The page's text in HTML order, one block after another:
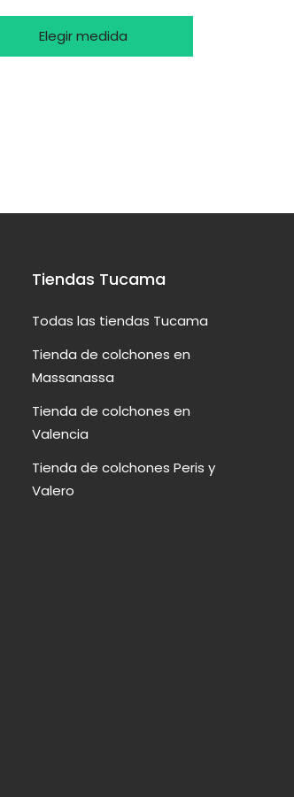
Elegir medida
Tiendas Tucama
Todas las tiendas Tucama
Tienda de colchones en
Massanassa
Tienda de colchones en
Valencia
Tienda de colchones Peris y
Valero